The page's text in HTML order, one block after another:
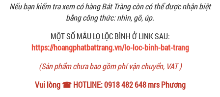
Nếu bạn kiểm tra xem có hàng Bát Tràng còn có thể được nhận biệt
bằng công thức: nhìn, gõ, úp.
MỘT SỐ MẪU LỌ LỘC BÌNH Ở LINK SAU:
https://hoangphatbattrang.vn/lo-loc-binh-bat-trang
(Sản phẩm chưa bao gồm phí vận chuyển, VAT )
Vui lòng ☎ HOTLINE: 0918 482 648 mrs Phương